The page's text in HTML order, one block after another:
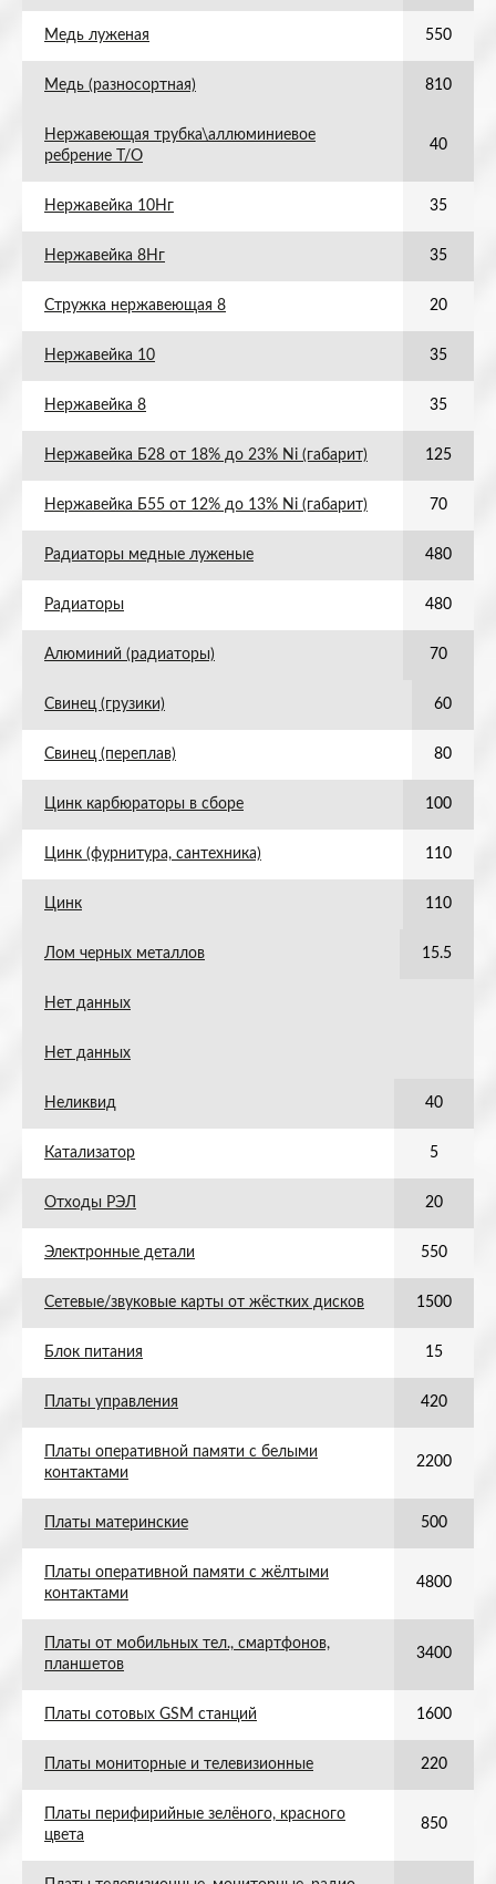
Медь луженая 550
Медь (разносортная) 810
Нержавеющая трубка\аллюминиевое
ребрение Т/О
40
Нержавейка 10Нг 35
Нержавейка 8Нг 35
Стружка нержавеющая 8 20
Нержавейка 10 35
Нержавейка 8 35
Нержавейка Б28 от 18% до 23% Ni (габарит) 125
Нержавейка Б55 от 12% до 13% Ni (габарит) 70
Радиаторы медные луженые 480
Радиаторы 480
Алюминий (радиаторы) 70
Свинец (грузики) 60
Свинец (переплав) 80
Цинк карбюраторы в сборе 100
Цинк (фурнитура, сантехника) 110
Цинк 110
Лом черных металлов 15.5
Нет данных
Нет данных
Неликвид 40
Катализатор 5
Отходы РЭЛ 20
Электронные детали 550
Сетевые/звуковые карты от жёстких дисков 1500
Блок питания 15
Платы управления 420
Платы оперативной памяти с белыми
контактами
2200
Платы материнские 500
Платы оперативной памяти с жёлтыми
контактами
4800
Платы от мобильных тел., смартфонов,
планшетов
3400
Платы сотовых GSM станций 1600
Платы мониторные и телевизионные 220
Платы перифирийные зелёного, красного
цвета
850